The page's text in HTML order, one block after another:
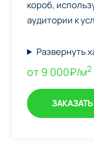
короб,
аудитории к
Развернуть
от 9 000₽/м2